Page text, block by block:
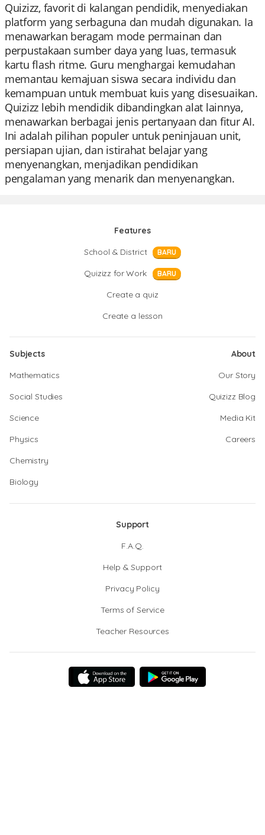
Quizizz, favorit di kalangan pendidik, menyediakan
platform yang serbaguna dan mudah digunakan. Ia
menawarkan beragam mode permainan dan
perpustakaan sumber daya yang luas, termasuk
kartu flash ritme. Guru menghargai kemudahan
memantau kemajuan siswa secara individu dan
kemampuan untuk membuat kuis yang disesuaikan.
Quizizz lebih mendidik dibandingkan alat lainnya,
menawarkan berbagai jenis pertanyaan dan fitur AI.
Ini adalah pilihan populer untuk peninjauan unit,
persiapan ujian, dan istirahat belajar yang
menyenangkan, menjadikan pendidikan
pengalaman yang menarik dan menyenangkan.
Features
School & District
BARU
Quizizz for Work BARU
Create a quiz
Create a lesson
Subjects
Mathematics
Social Studies
Science
Physics
Chemistry
Biology
About
Our Story
Quizizz Blog
Media Kit
Careers
Support
F.A.Q.
Help & Support
Privacy Policy
Terms of Service
Teacher Resources